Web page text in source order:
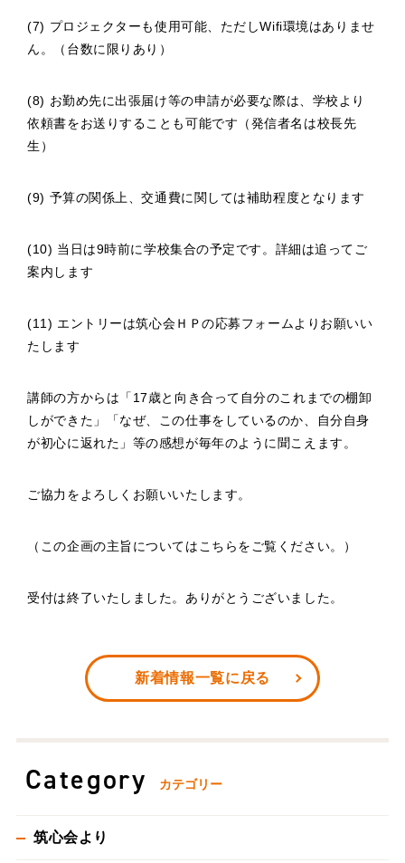
(7) プロジェクターも使用可能、ただしWifi環境はありませ
ん。（台数に限りあり）
(8) お勤め先に出張届け等の申請が必要な際は、学校より
依頼書をお送りすることも可能です（発信者名は校長先
生）
(9) 予算の関係上、交通費に関しては補助程度となります
(10) 当日は9時前に学校集合の予定です。詳細は追ってご
案内します
(11) エントリーは筑心会ＨＰの応募フォームよりお願いい
たします
講師の方からは「17歳と向き合って自分のこれまでの棚卸
しができた」「なぜ、この仕事をしているのか、自分自身
が初心に返れた」等の感想が毎年のように聞こえます。
ご協力をよろしくお願いいたします。
（この企画の主旨についてはこちらをご覧ください。）
受付は終了いたしました。ありがとうございました。
新着情報一覧に戻る
Category カテゴリー
筑心会より